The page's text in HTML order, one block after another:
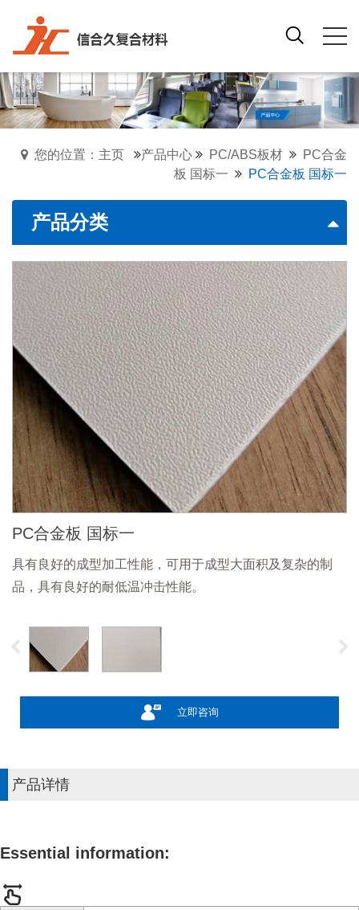
您的位置：主页 产品中心 PC/ABS板材
PC合金
板 国标一
PC合金板 国标一
产品分类
PC合金板 国标一
具有良好的成型加工性能，可用于成型大面积及复杂的制
品，具有良好的耐低温冲击性能。
立即咨询
产品详情
Essential information: